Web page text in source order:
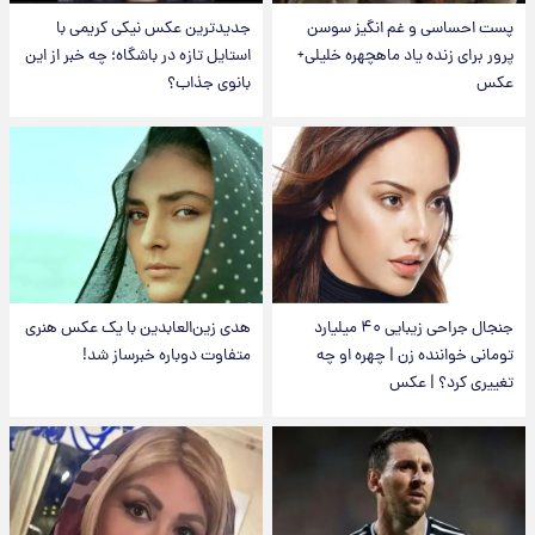
پست احساسی و غم انگیز سوسن
پرور برای زنده یاد ماهچهره خلیلی+
عکس
جدیدترین عکس نیکی کریمی با
استایل تازه در باشگاه؛ چه خبر از این
بانوی جذاب؟
جنجال جراحی زیبایی ۴۰ میلیارد
تومانی خواننده زن | چهره او چه
تغییری کرد؟ | عکس
هدی زین‌العابدین با یک عکس هنری
متفاوت دوباره خبرساز شد!